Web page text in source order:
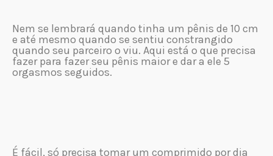
Nem se lembrará quando tinha um pênis de 10 cm
e até mesmo quando se sentiu constrangido
quando seu parceiro o viu. Aqui está o que precisa
fazer para fazer seu pênis maior e dar a ele 5
orgasmos seguidos.
É fácil, só precisa tomar um comprimido por dia